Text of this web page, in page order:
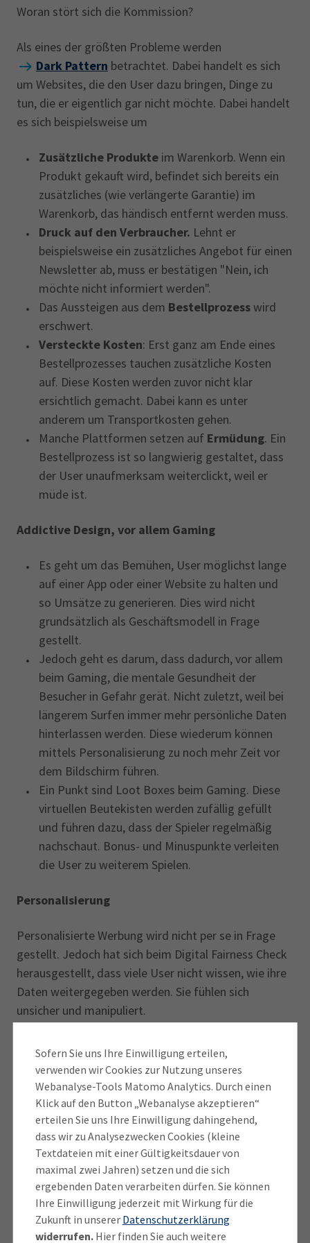
Sofern Sie uns Ihre Einwilligung erteilen,
verwenden wir Cookies zur Nutzung unseres
Webanalyse-Tools Matomo Analytics. Durch einen
Klick auf den Button „Webanalyse akzeptieren“
erteilen Sie uns Ihre Einwilligung dahingehend,
dass wir zu Analysezwecken Cookies (kleine
Textdateien mit einer Gültigkeitsdauer von
maximal zwei Jahren) setzen und die sich
ergebenden Daten verarbeiten dürfen. Sie können
Ihre Einwilligung jederzeit mit Wirkung für die
Zukunft in unserer Datenschutzerklärung
widerrufen.Hier finden Sie auch weitere
Woran stört sich die Kommission?
Als eines der größten Probleme werden
Dark Pattern betrachtet. Dabei handelt es sich
um Websites, die den User dazu bringen, Dinge zu
tun, die er eigentlich gar nicht möchte. Dabei handelt
es sich beispielsweise um
Zusätzliche Produkte im Warenkorb. Wenn ein
Produkt gekauft wird, befindet sich bereits ein
zusätzliches (wie verlängerte Garantie) im
Warenkorb, das händisch entfernt werden muss.
Druck auf den Verbraucher. Lehnt er
beispielsweise ein zusätzliches Angebot für einen
Newsletter ab, muss er bestätigen "Nein, ich
möchte nicht informiert werden".
Das Aussteigen aus dem Bestellprozesswird
erschwert.
Versteckte Kosten: Erst ganz am Ende eines
Bestellprozesses tauchen zusätzliche Kosten
auf. Diese Kosten werden zuvor nicht klar
ersichtlich gemacht. Dabei kann es unter
anderem um Transportkosten gehen.
Manche Plattformen setzen auf Ermüdung. Ein
Bestellprozess ist so langwierig gestaltet, dass
der User unaufmerksam weiterclickt, weil er
müde ist.
Addictive Design, vor allem Gaming
Es geht um das Bemühen, User möglichst lange
auf einer App oder einer Website zu halten und
so Umsätze zu generieren. Dies wird nicht
grundsätzlich als Geschäftsmodell in Frage
gestellt.
Jedoch geht es darum, dass dadurch, vor allem
beim Gaming, die mentale Gesundheit der
Besucher in Gefahr gerät. Nicht zuletzt, weil bei
längerem Surfen immer mehr persönliche Daten
hinterlassen werden. Diese wiederum können
mittels Personalisierung zu noch mehr Zeit vor
dem Bildschirm führen.
Ein Punkt sind Loot Boxes beim Gaming. Diese
virtuellen Beutekisten werden zufällig gefüllt
und führen dazu, dass der Spieler regelmäßig
nachschaut. Bonus- und Minuspunkte verleiten
die User zu weiterem Spielen.
Personalisierung
Personalisierte Werbung wird nicht per se in Frage
gestellt. Jedoch hat sich beim Digital Fairness Check
herausgestellt, dass viele User nicht wissen, wie ihre
Daten weitergegeben werden. Sie fühlen sich
unsicher und manipuliert.
Digitale Verträge
Hier geht es über weite Strecken um
Transparenz und Übersichtlichkeit. Eines der
größten Probleme ist, dass es zwar sehr leicht
ist, ein Abo abzuschließen, der Weg zur
Kündigungen dagegen mit Hindernissen
gepflaster ist.
Zudem geht es um Verträge, die sich
automatisch verlängern, ohne dass zuvor auf die
Verlängerung hingewiesen worden wäre.